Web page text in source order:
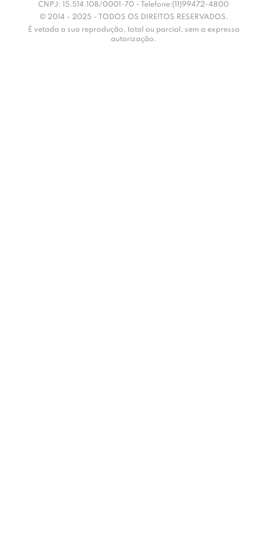
CNPJ: 15.514.108/0001-70 - Telefone:(11)99472-4800
© 2014 - 2025 - TODOS OS DIREITOS RESERVADOS.
É vetada a sua reprodução, total ou parcial, sem a expressa
autorização.